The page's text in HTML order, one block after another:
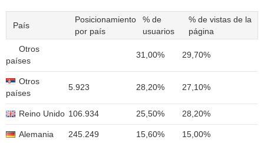
País
Posicionamiento
por país
% de
usuarios
% de vistas de la
página
Otros
países
31,00% 29,70%
Otros
países
5.923 28,20% 27,10%
Reino Unido 106.934 25,50% 28,20%
Alemania 245.249 15,60% 15,00%